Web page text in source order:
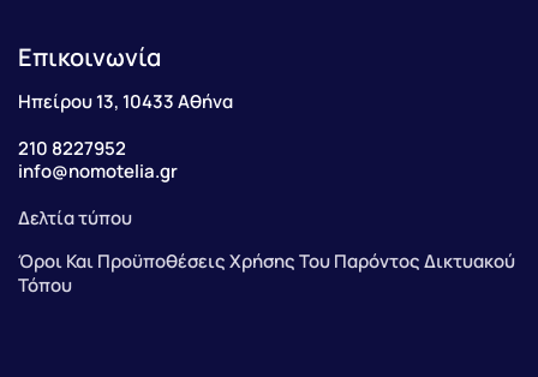
Επικοινωνία
Ηπείρου 13, 10433 Αθήνα
210 8227952
info@nomotelia.gr
Δελτία τύπου
Όροι Και Προϋποθέσεις Χρήσης Του Παρόντος Δικτυακού
Τόπου